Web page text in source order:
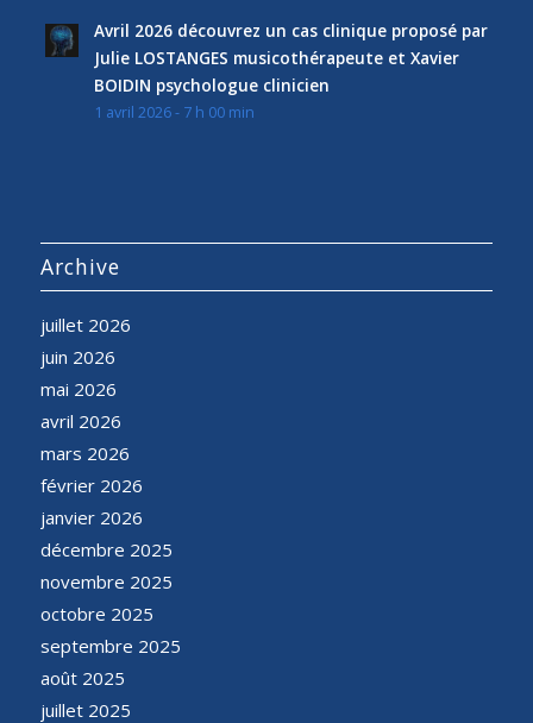
Avril 2026 découvrez un cas clinique proposé par
Julie LOSTANGES musicothérapeute et Xavier
BOIDIN psychologue clinicien
1 avril 2026 - 7 h 00 min
Archive
juillet 2026
juin 2026
mai 2026
avril 2026
mars 2026
février 2026
janvier 2026
décembre 2025
novembre 2025
octobre 2025
septembre 2025
août 2025
juillet 2025